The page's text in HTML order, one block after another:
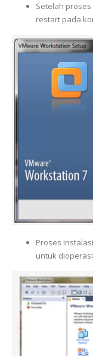
Setelah
restart pada
Proses
untuk